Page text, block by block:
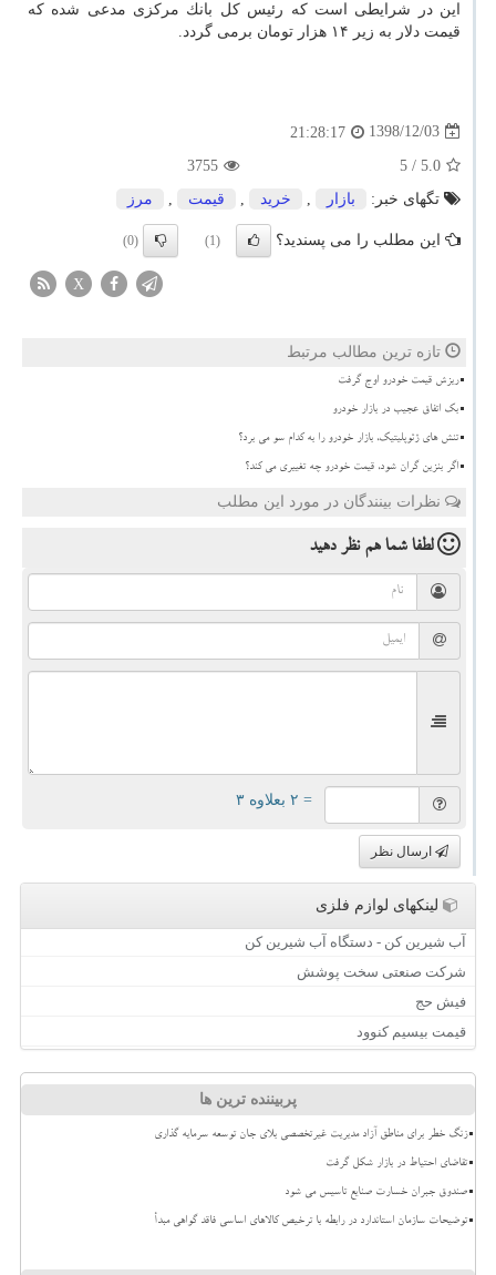
این در شرایطی است كه رئیس كل بانك مركزی مدعی شده كه
قیمت دلار به زیر ۱۴ هزار تومان برمی گردد.
1398/12/03
21:28:17
5.0
/ 5
3755
تگهای خبر:
بازار , خرید , قیمت , مرز
این مطلب را می پسندید؟ (1)
(0)
X
تازه ترین مطالب مرتبط
ریزش قیمت خودرو اوج گرفت
بک اتفاق عجیب در بازار خودرو
تنش های ژئوپلیتیک، بازار خودرو را به کدام سو می برد؟
اگر بنزین گران شود، قیمت خودرو چه تغییری می کند؟
نظرات بینندگان در مورد این مطلب
لطفا شما همنظر دهید
= ۲ بعلاوه ۳
ارسال نظر
لینکهای لوازم فلزی
آب شیرین کن - دستگاه آب شیرین کن
شرکت صنعتی سخت پوشش
فیش حج
قیمت بیسیم کنوود
پربیننده ترین ها
زنگ خطر برای مناطق آزاد مدیریت غیرتخصصی بلای جان توسعه سرمایه گذاری
تقاضای احتیاط در بازار شکل گرفت
صندوق جبران خسارت صنایع تاسیس می شود
توضیحات سازمان استاندارد در رابطه با ترخیص کالاهای اساسی فاقد گواهی مبدأ